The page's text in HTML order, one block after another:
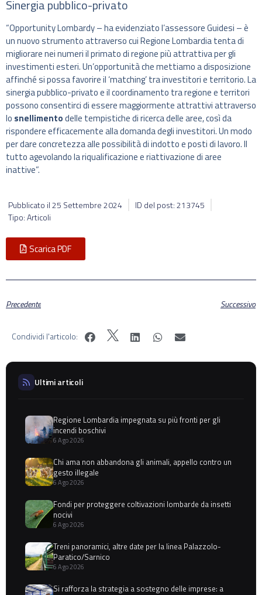
Sinergia pubblico-privato
“Opportunity Lombardy – ha evidenziato l’assessore Guidesi – è
un nuovo strumento attraverso cui Regione Lombardia tenta di
migliorare nei numeri il primato di regione più attrattiva per gli
investimenti esteri. Un’opportunità che mettiamo a disposizione
affinché si possa favorire il ‘matching’ tra investitori e territorio. La
sinergia pubblico-privato e il coordinamento tra regione e territori
possono consentirci di essere maggiormente attrattivi attraverso
lo snellimentodelle tempistiche di ricerca delle aree, così da
rispondere efficacemente alla domanda degli investitori. Un modo
per dare concretezza alle possibilità di indotto e posti di lavoro. Il
tutto agevolando la riqualificazione e riattivazione di aree
inattive”.
Pubblicato il25 Settembre 2024
ID del post: 213745
Tipo: Articoli
Scarica PDF
Precedente Successivo
Condividi l'articolo:
Ultimi articoli
Regione Lombardia impegnata su più fronti per gli
incendi boschivi
6 Ago 2026
Chi ama non abbandona gli animali, appello contro un
gesto illegale
6 Ago 2026
Fondi per proteggere coltivazioni lombarde da insetti
nocivi
6 Ago 2026
Treni panoramici, altre date per la linea Palazzolo-
Paratico/Sarnico
6 Ago 2026
Si rafforza la strategia a sostegno delle imprese: a